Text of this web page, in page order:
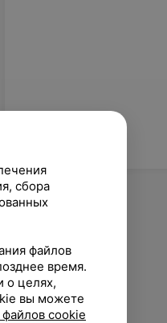
сбора
файлов
время.
о целях,
вы можете
cookie